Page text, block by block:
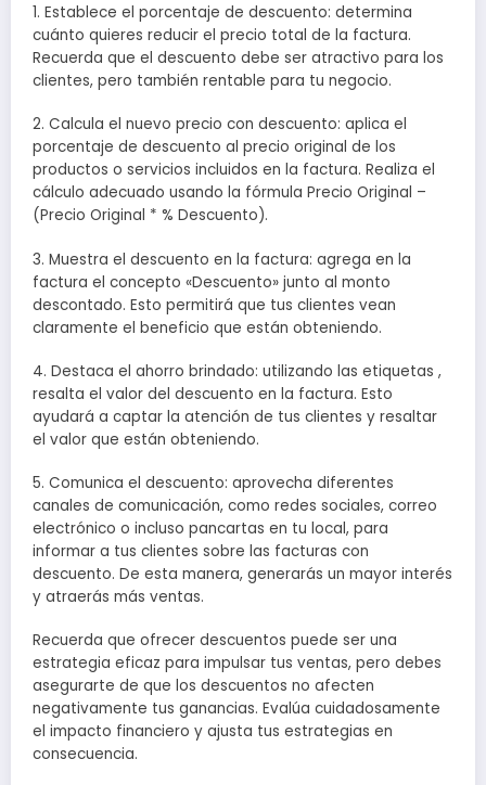
1. Establece el porcentaje de descuento: determina
cuánto quieres reducir el precio total de la factura.
Recuerda que el descuento debe ser atractivo para los
clientes, pero también rentable para tu negocio.
2. Calcula el nuevo precio con descuento: aplica el
porcentaje de descuento al precio original de los
productos o servicios incluidos en la factura. Realiza el
cálculo adecuado usando la fórmula Precio Original –
(Precio Original * % Descuento).
3. Muestra el descuento en la factura: agrega en la
factura el concepto «Descuento» junto al monto
descontado. Esto permitirá que tus clientes vean
claramente el beneficio que están obteniendo.
4. Destaca el ahorro brindado: utilizando las etiquetas ,
resalta el valor del descuento en la factura. Esto
ayudará a captar la atención de tus clientes y resaltar
el valor que están obteniendo.
5. Comunica el descuento: aprovecha diferentes
canales de comunicación, como redes sociales, correo
electrónico o incluso pancartas en tu local, para
informar a tus clientes sobre las facturas con
descuento. De esta manera, generarás un mayor interés
y atraerás más ventas.
Recuerda que ofrecer descuentos puede ser una
estrategia eficaz para impulsar tus ventas, pero debes
asegurarte de que los descuentos no afecten
negativamente tus ganancias. Evalúa cuidadosamente
el impacto financiero y ajusta tus estrategias en
consecuencia.